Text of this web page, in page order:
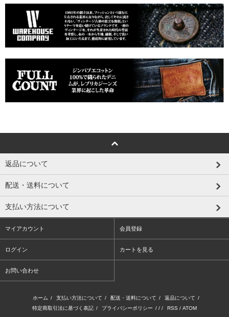
返品について
配送・送料について
支払い方法について
マイアカウント 会員登録
ログイン カートを見る
お問い合わせ
ホーム / 支払い方法について / 配送・送料について / 返品について /
特定商取引法に基づく表記 / プライバシーポリシー / / / RSS / ATOM